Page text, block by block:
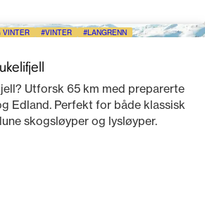
VINTER VINTER LANGRENN
Utforsk 65 km med preparerte
Edland. Perfekt for både klassisk
skogsløyper og lysløyper.